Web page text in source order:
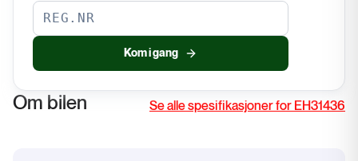
Kom i gang
Om bilen Se alle spesifikasjoner for EH31436